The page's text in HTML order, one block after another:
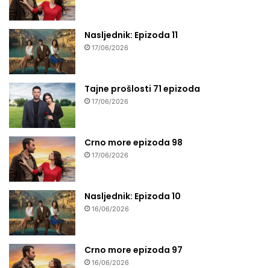
Nasljednik: Epizoda 11
17/06/2026
Tajne prošlosti 71 epizoda
17/06/2026
Crno more epizoda 98
17/06/2026
Nasljednik: Epizoda 10
16/06/2026
Crno more epizoda 97
16/06/2026